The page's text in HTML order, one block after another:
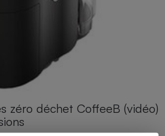
zéro déchet CoffeeB (vidéo)